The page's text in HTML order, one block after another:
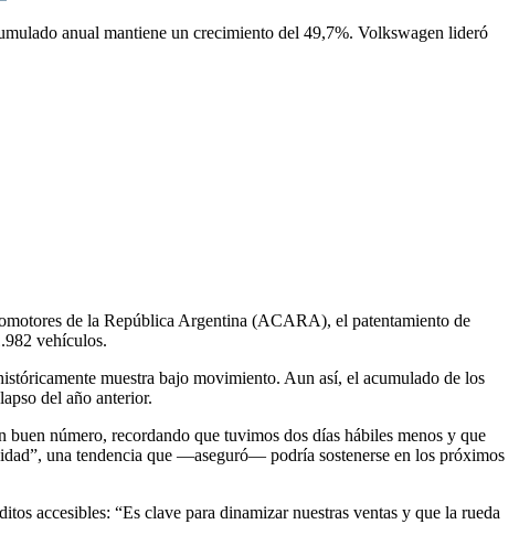
anual mantiene un crecimiento del 49,7%. Volkswagen lideró
de la República Argentina (ACARA), el patentamiento de
vehículos.
muestra bajo movimiento. Aun así, el acumulado de los
del año anterior.
número, recordando que tuvimos dos días hábiles menos y que
una tendencia que —aseguró— podría sostenerse en los próximos
accesibles: “Es clave para dinamizar nuestras ventas y que la rueda